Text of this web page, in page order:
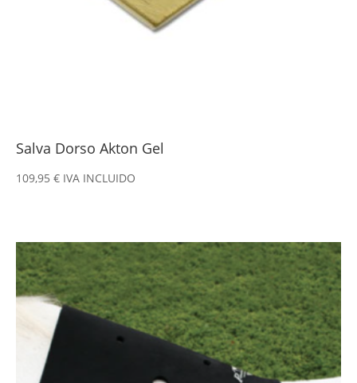
Salva Dorso Akton Gel
109,95 € IVA INCLUIDO